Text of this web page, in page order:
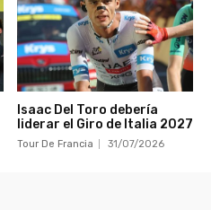
Isaac Del Toro debería
liderar el Giro de Italia 2027
Tour De Francia 31/07/2026